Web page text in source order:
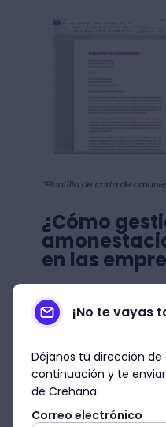
“Plantilla de carta de
¿Cómo
en las
Administrar cada
entornos
para tener un
del clima de
A la vez, identificar
de las
¡No te vayas
Déjanos tu dirección
continuación y te
de Crehana
Correo electrónico